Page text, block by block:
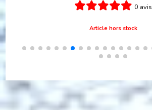
0 avis
Article hors stock